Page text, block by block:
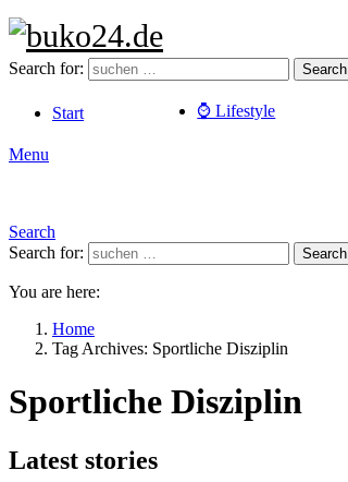
Search for: Search
Start ⌚️ Lifestyle
Menu
Search
Search for:
Search
You are here:
Home
Tag Archives: Sportliche Disziplin
Sportliche Disziplin
Latest stories